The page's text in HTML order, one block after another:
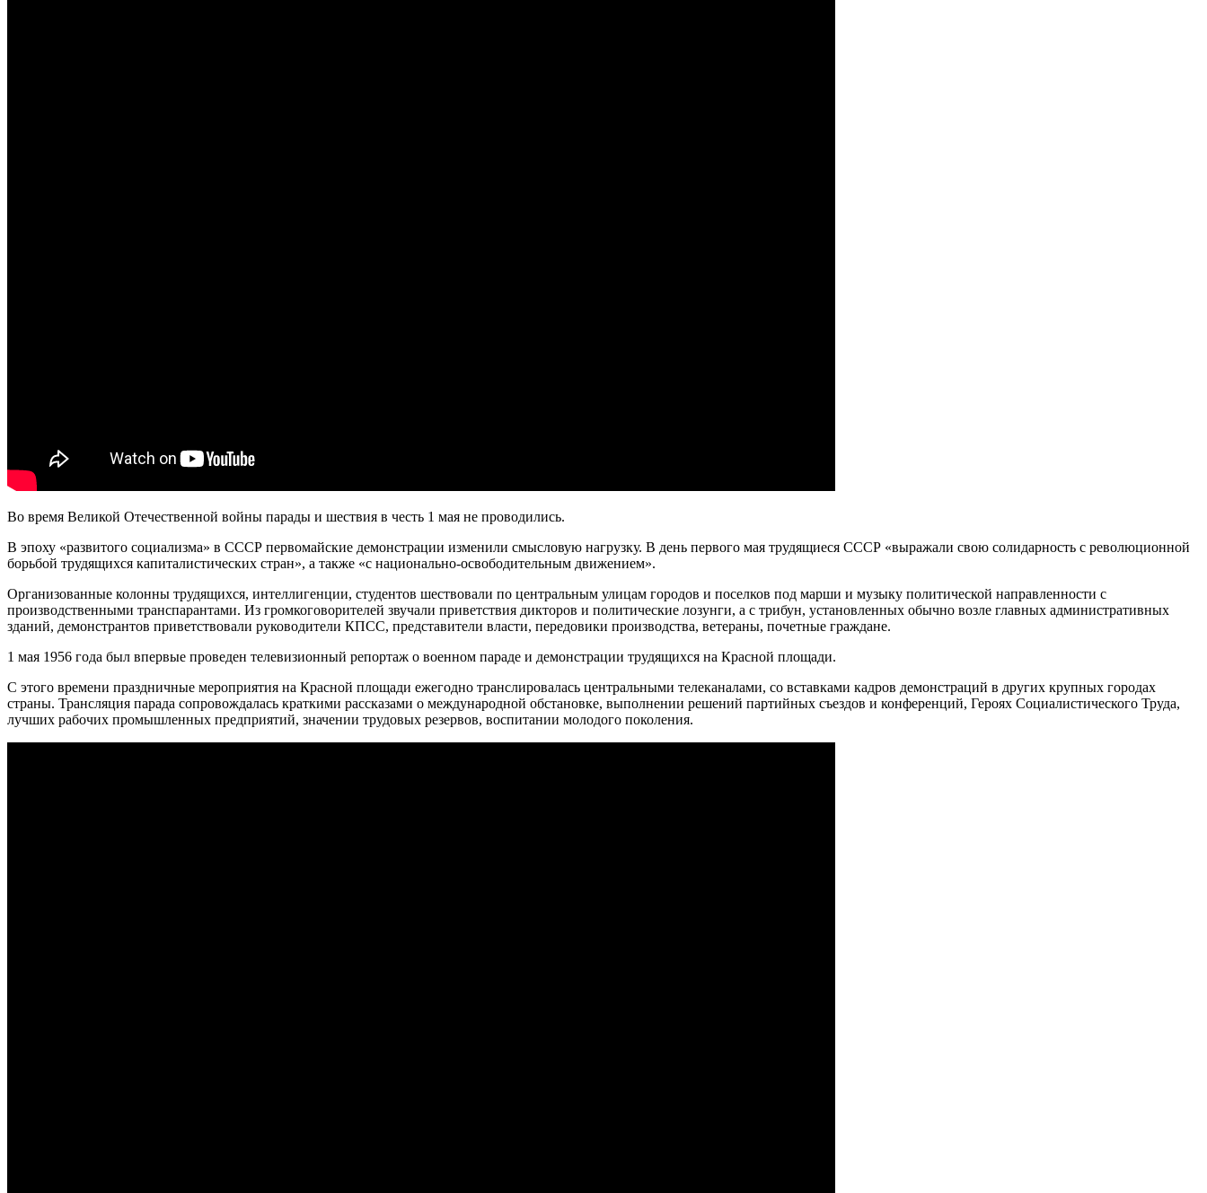
Во время Великой Отечественной войны парады и шествия в честь 1 мая не проводились.
В эпоху «развитого социализма» в СССР первомайские демонстрации изменили смысловую нагрузку. В день первого мая трудящиеся СССР «выражали свою солидарность с революционной
борьбой трудящихся капиталистических стран», а также «с национально-освободительным движением».
Организованные колонны трудящихся, интеллигенции, студентов шествовали по центральным улицам городов и поселков под марши и музыку политической направленности с
производственными транспарантами. Из громкоговорителей звучали приветствия дикторов и политические лозунги, а с трибун, установленных обычно возле главных административных
зданий, демонстрантов приветствовали руководители КПСС, представители власти, передовики производства, ветераны, почетные граждане.
1 мая 1956 года был впервые проведен телевизионный репортаж о военном параде и демонстрации трудящихся на Красной площади.
С этого времени праздничные мероприятия на Красной площади ежегодно транслировалась центральными телеканалами, со вставками кадров демонстраций в других крупных городах
страны. Трансляция парада сопровождалась краткими рассказами о международной обстановке, выполнении решений партийных съездов и конференций, Героях Социалистического Труда,
лучших рабочих промышленных предприятий, значении трудовых резервов, воспитании молодого поколения.